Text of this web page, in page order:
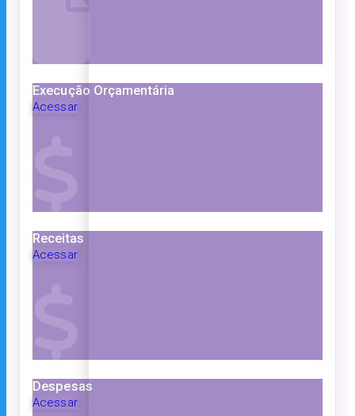
Execução Orçamentária
Acessar
Receitas
Acessar
Despesas
Acessar